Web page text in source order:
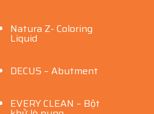
Natura Z- Coloring
Liquid
DECUS – Abutment
EVERY CLEAN – Bột